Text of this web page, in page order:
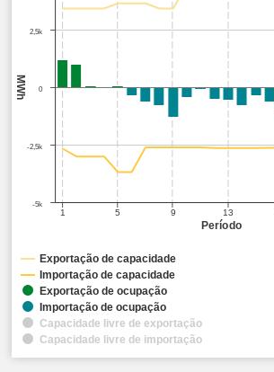
Período
MWh
1 5 9 13
0
-5k
-2,5k
2,5k
Exportação de capacidade
Importação de capacidade
Exportação de ocupação
Importação de ocupação
Capacidade livre de exportação
Capacidade livre de importação